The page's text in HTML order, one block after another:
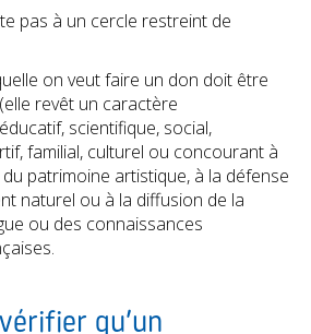
pas à un cercle restreint de
on veut faire un don doit être
revêt un caractère
scientifique, social,
familial, culturel ou concourant à
patrimoine artistique, à la défense
naturel ou à la diffusion de la
ou des connaissances
qu’un